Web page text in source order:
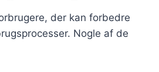
der kan forbedre
Nogle af de